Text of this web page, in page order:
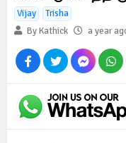
Vijay
Trisha
By Kathick
a year